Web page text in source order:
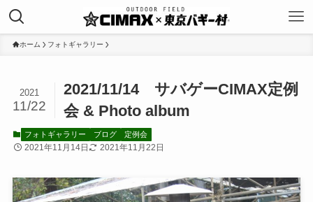
ホーム フォトギャラリー
2021/11/14 サバゲーCIMAX定例
会 & Photo album
2021
11/22
フォトギャラリー ブログ 定例会
2021年11月14日 2021年11月22日